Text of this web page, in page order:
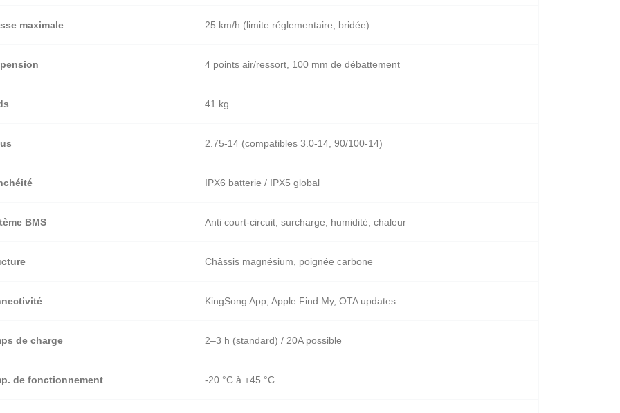
maximale 25 km/h (limite réglementaire, bridée)
4 points air/ressort, 100 mm de débattement
41 kg
2.75-14 (compatibles 3.0-14, 90/100-14)
IPX6 batterie / IPX5 global
BMS Anti court-circuit, surcharge, humidité, chaleur
Châssis magnésium, poignée carbone
KingSong App, Apple Find My, OTA updates
de charge 2–3 h (standard) / 20A possible
de fonctionnement -20 °C à +45 °C